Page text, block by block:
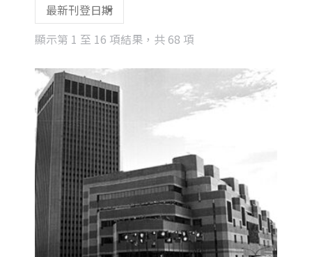
顯示第 1 至 16 項結果，共 68 項
latest